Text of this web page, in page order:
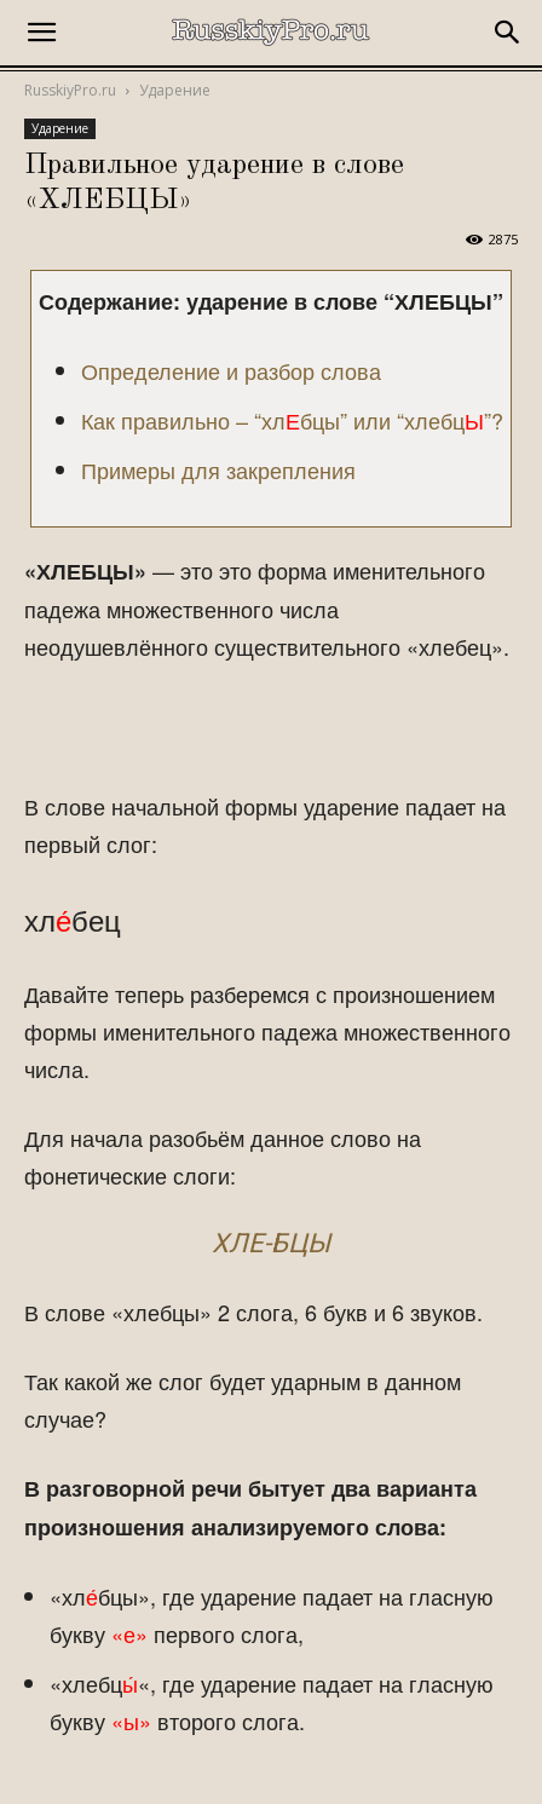
RusskiyPro.ru Ударение
Ударение
Правильное ударение в слове
«ХЛЕБЦЫ»
2875
Содержание: ударение в слове “ХЛЕБЦЫ”
Определение и разбор слова
Как правильно – “хлЕбцы” или “хлебцЫ”?
Примеры для закрепления
«ХЛЕБЦЫ» — это это форма именительного
падежа множественного числа
неодушевлённого существительного «хлебец».
В слове начальной формы ударение падает на
первый слог:
хле́бец
Давайте теперь разберемся с произношением
формы именительного падежа множественного
числа.
Для начала разобьём данное слово на
фонетические слоги:
ХЛЕ-БЦЫ
В слове «хлебцы» 2 слога, 6 букв и 6 звуков.
Так какой же слог будет ударным в данном
случае?
В разговорной речи бытует два варианта
произношения анализируемого слова:
«хле́бцы», где ударение падает на гласную
букву «е» первого слога,
«хлебцы́«, где ударение падает на гласную
букву «ы» второго слога.